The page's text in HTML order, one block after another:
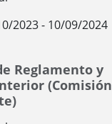
2023 - 10/09/2024
Reglamento y
(Comisión